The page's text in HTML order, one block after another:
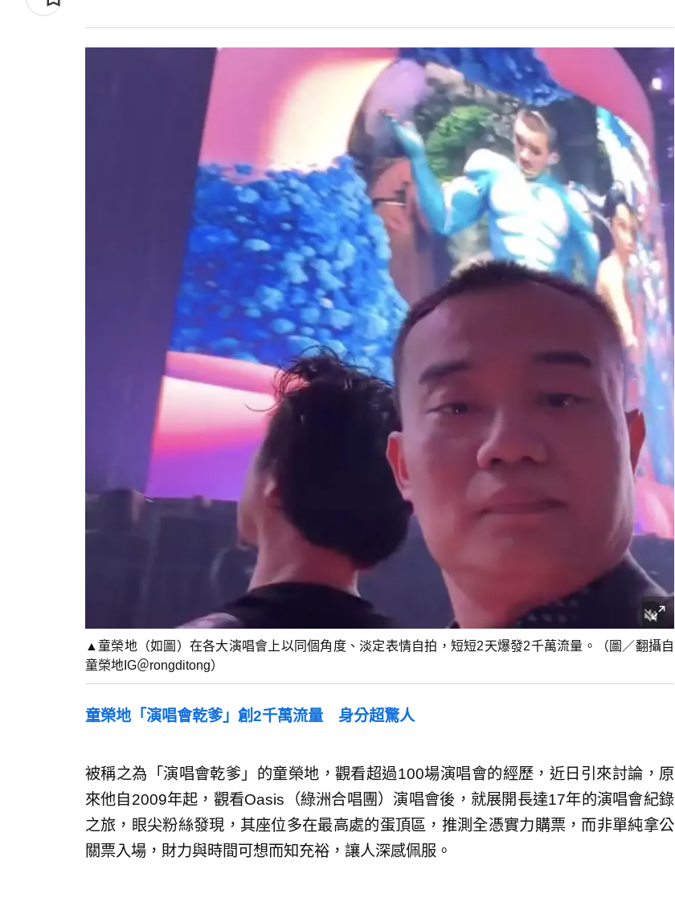
▲童榮地（如圖）在各大演唱會上以同個角度、淡定表情自拍，短短2天爆發2千萬流量。（圖／翻攝自
童榮地IG＠rongditong）
童榮地「演唱會乾爹」創2千萬流量 身分超驚人
被稱之為「演唱會乾爹」的童榮地，觀看超過100場演唱會的經歷，近日引來討論，原
來他自2009年起，觀看Oasis（綠洲合唱團）演唱會後，就展開長達17年的演唱會紀錄
之旅，眼尖粉絲發現，其座位多在最高處的蛋頂區，推測全憑實力購票，而非單純拿公
關票入場，財力與時間可想而知充裕，讓人深感佩服。